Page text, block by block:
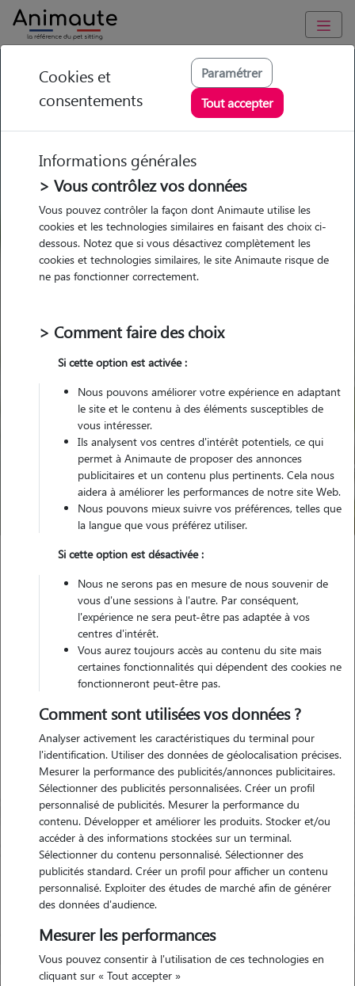
GARDE ANIMAUX à Maël-Carhaix : Garde chien et chat en
famille ou à domicile, visites et promenades
Trouvez une garde animaux à
Maël-Carhaix
Parmi nos pet-sitters à Maël-
Carhaix
Pour quel animal ?
Trouver mon Pet Sitter
Maël-Carhaix
Plus de 5 propriétaires satisfaits pour
la garde de leur animal à Maël-
Carhaix
le 21-
Garde d'animaux Maël-
Carhaix (22340)
Avis déposé par chantal le 22-
03-2023 05:05
"L'accueil est sympathique , accueillant, en
un mot parfait. Elle a su prendre soin de
Cookie qui n'avait pas l'habitude d'être
gardé . Elise a envoyé régulièrement des
photos et des messages ce qui nous a
permis d'être rassuré . Elise est LA
personne qu' il faut pour faire garder son
Cookies et
consentements
Paramétrer
Tout accepter
Informations générales
> Vous contrôlez vos données
Vous pouvez contrôler la façon dont Animaute utilise les
cookies et les technologies similaires en faisant des choix ci-
dessous. Notez que si vous désactivez complètement les
cookies et technologies similaires, le site Animaute risque de
ne pas fonctionner correctement.
> Comment faire des choix
Si cette option est activée :
Nous pouvons améliorer votre expérience en adaptant
le site et le contenu à des éléments susceptibles de
vous intéresser.
Ils analysent vos centres d'intérêt potentiels, ce qui
permet à Animaute de proposer des annonces
publicitaires et un contenu plus pertinents. Cela nous
aidera à améliorer les performances de notre site Web.
Nous pouvons mieux suivre vos préférences, telles que
la langue que vous préférez utiliser.
Si cette option est désactivée :
Nous ne serons pas en mesure de nous souvenir de
vous d'une sessions à l'autre. Par conséquent,
l'expérience ne sera peut-être pas adaptée à vos
centres d'intérêt.
Vous aurez toujours accès au contenu du site mais
certaines fonctionnalités qui dépendent des cookies ne
fonctionneront peut-être pas.
Comment sont utilisées vos données ?
Analyser activement les caractéristiques du terminal pour
l'identification. Utiliser des données de géolocalisation précises.
Mesurer la performance des publicités/annonces publicitaires.
Sélectionner des publicités personnalisées. Créer un profil
personnalisé de publicités. Mesurer la performance du
contenu. Développer et améliorer les produits. Stocker et/ou
accéder à des informations stockées sur un terminal.
Sélectionner du contenu personnalisé. Sélectionner des
publicités standard. Créer un profil pour afficher un contenu
personnalisé. Exploiter des études de marché afin de générer
des données d'audience.
Mesurer les performances
Vous pouvez consentir à l'utilisation de ces technologies en
cliquant sur « Tout accepter »